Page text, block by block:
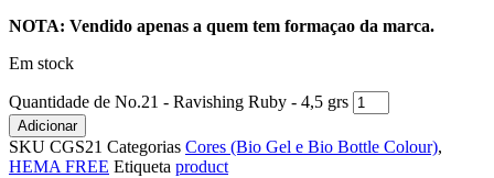
NOTA: Vendido apenas a quem tem formaçao da marca.
Em stock
Quantidade de No.21 - Ravishing Ruby - 4,5 grs
Adicionar
SKU CGS21 Categorias Cores (Bio Gel e Bio Bottle Colour),
HEMA FREE Etiqueta product